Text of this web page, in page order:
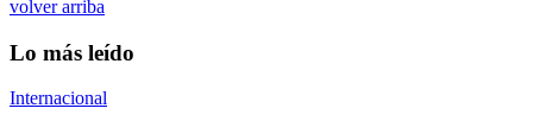
volver arriba
Lo más leído
Internacional